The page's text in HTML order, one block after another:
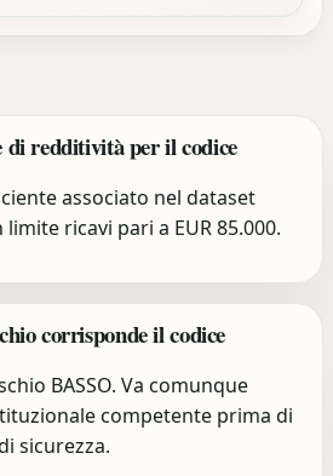
di redditività per il codice
associato nel dataset
ricavi pari a EUR 85.000.
corrisponde il codice
BASSO. Va comunque
competente prima di
sicurezza.